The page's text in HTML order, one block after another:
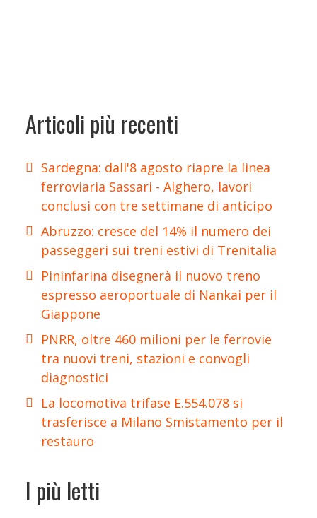
Articoli più recenti
Sardegna: dall'8 agosto riapre la linea
ferroviaria Sassari - Alghero, lavori
conclusi con tre settimane di anticipo
Abruzzo: cresce del 14% il numero dei
passeggeri sui treni estivi di Trenitalia
Pininfarina disegnerà il nuovo treno
espresso aeroportuale di Nankai per il
Giappone
PNRR, oltre 460 milioni per le ferrovie
tra nuovi treni, stazioni e convogli
diagnostici
La locomotiva trifase E.554.078 si
trasferisce a Milano Smistamento per il
restauro
I più letti